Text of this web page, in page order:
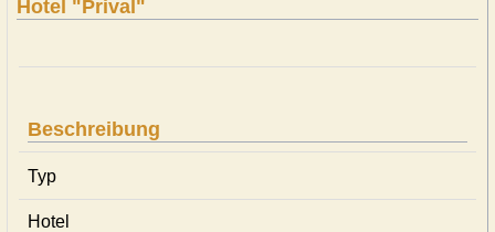
Hotel "Prival"
Beschreibung
Typ
Hotel